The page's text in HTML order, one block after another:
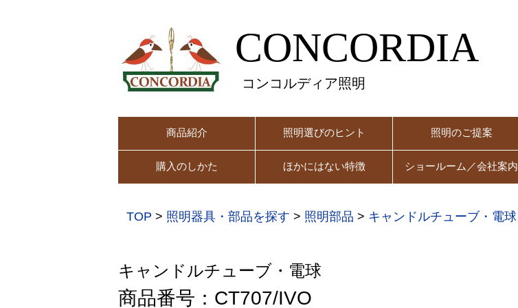
CONCORDIA
コンコルディア照明
商品紹介 照明選びのヒント 照明のご提案
購入のしかた ほかにはない特徴 ショールーム／会社案内
TOP > 照明器具・部品を探す > 照明部品 > キャンドルチューブ・電球
キャンドルチューブ・電球
商品番号：CT707/IVO